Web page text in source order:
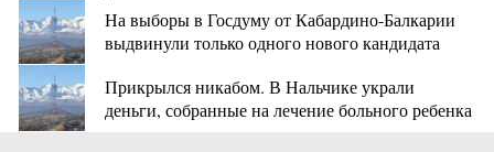
На выборы в Госдуму от Кабардино-Балкарии
выдвинули только одного нового кандидата
Прикрылся никабом. В Нальчике украли
деньги, собранные на лечение больного ребенка